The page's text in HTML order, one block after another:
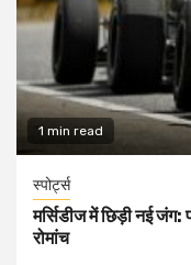
1 min read
स्पोर्ट्स
मर्सिडीज में छिड़ी नई जंग:
रोमांच